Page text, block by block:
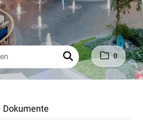
0
Dokumente